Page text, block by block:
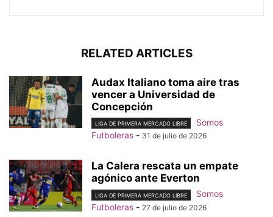
RELATED ARTICLES
Audax Italiano toma aire tras
vencer a Universidad de
Concepción
LIGA DE PRIMERA MERCADO LIBRE
Somos
Futboleras - 31 de julio de 2026
La Calera rescata un empate
agónico ante Everton
LIGA DE PRIMERA MERCADO LIBRE
Somos
Futboleras - 27 de julio de 2026